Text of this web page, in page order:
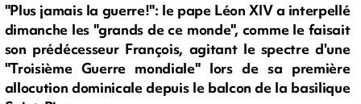
"Plus jamais la guerre!": le pape Léon XIV a interpellé
dimanche les "grands de ce monde", comme le faisait
son prédécesseur François, agitant le spectre d'une
"Troisième Guerre mondiale" lors de sa première
allocution dominicale depuis le balcon de la basilique